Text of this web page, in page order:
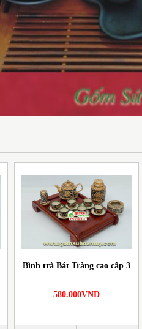
Bình trà Bát Tràng cao cấp 3
580.000VND